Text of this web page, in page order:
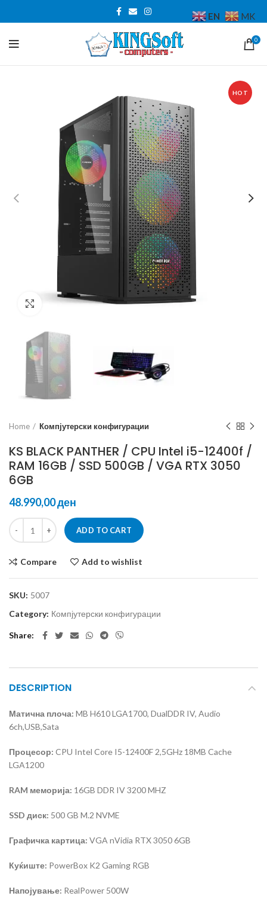
0
HOT
Click to enlarge
Home Компјутерски конфигурации
KS BLACK PANTHER / CPU Intel i5-12400f /
RAM 16GB / SSD 500GB / VGA RTX 3050
6GB
ден
ADD TO CART
Compare Add to wishlist
SKU: 5007
Category: Компјутерски конфигурации
Share
DESCRIPTION
Матична плоча: MB H610 LGA1700, DualDDR IV, Audio
6ch,USB,Sata
Процесор: CPU Intel Core I5-12400F 2,5GHz 18MB Cache
LGA1200
RAM меморија: 16GB DDR IV 3200 MHZ
SSD диск: 500 GB M.2 NVME
Графичка картица: VGA nVidia RTX 3050 6GB
Куќиште: PowerBox K2 Gaming RGB
Напојување: RealPower 500W
EN MK